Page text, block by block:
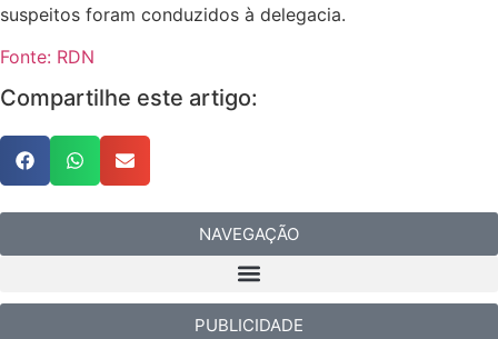
suspeitos foram conduzidos à delegacia.
Fonte: RDN
Compartilhe este artigo:
NAVEGAÇÃO
PUBLICIDADE